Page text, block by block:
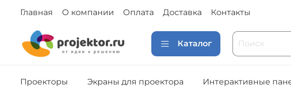
Главная О компании Оплата Доставка Контакты
Каталог
Проекторы Экраны для проектора Интерактивные